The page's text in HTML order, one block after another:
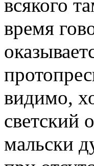
всякого
время
видимо,
светский
мальски